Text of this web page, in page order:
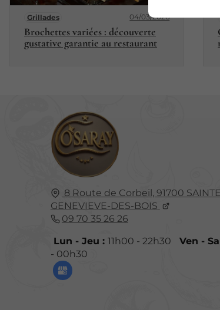
Grillades 04/03/2026
Brochettes variées : découverte
gustative garantie au restaurant
8 Route de Corbeil, 91700
GENEVIEVE-DES-BOIS
09 70 35 26 26
Lun - Jeu : 11h00 - 22h30 Ven -
- 00h30